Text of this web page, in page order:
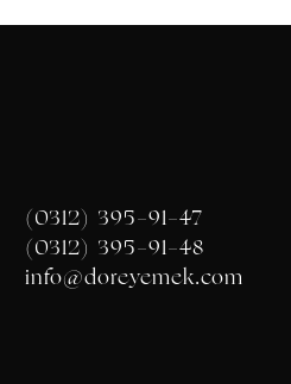
(0312) 395-91-47
(0312) 395-91-48
info@doreyemek.com